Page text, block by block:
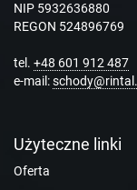
NIP 5932636880
REGON 524896769
tel. +48 601 912 487
e-mail:
Użyteczne linki
Oferta